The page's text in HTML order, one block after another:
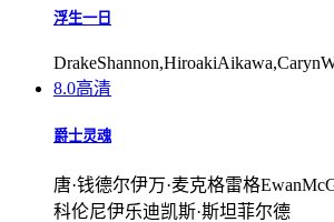
浮生一日
8.0高清
爵士灵魂
唐·钱德尔伊万·麦克格雷格
科伦尼伊乐迪凯斯·斯坦菲尔德